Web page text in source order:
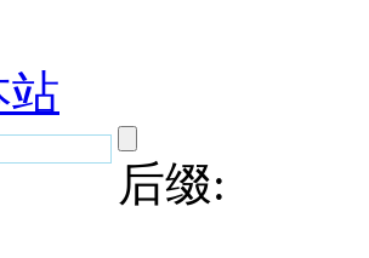
站
后缀: